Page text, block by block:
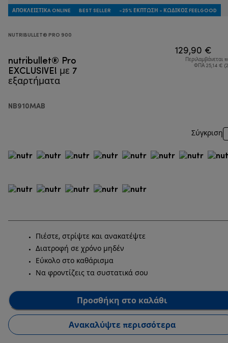
ΑΠΟΚΛΕΙΣΤΙΚA ONLINE BEST SELLER -25% ΈΚΠΤΩΣΗ - ΚΩΔΙΚΌΣ FEELGOOD
NUTRIBULLET® PRO 900
nutribullet® Pro
EXCLUSIVE! με 7
εξαρτήματα
NB910MAB
129,90 €
Περιλαμβάνεται
ΦΠΑ 25,14 €
Σύγκριση
Πιέστε, στρίψτε και ανακατέψτε
Διατροφή σε χρόνο μηδέν
Εύκολο στο καθάρισμα
Να φροντίζεις τα συστατικά σου
Προσθήκη στο καλάθι
Ανακαλύψτε περισσότερα